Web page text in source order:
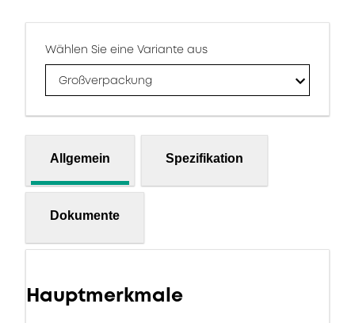
Wählen Sie eine Variante aus
Großverpackung
Allgemein Spezifikation
Dokumente
Hauptmerkmale